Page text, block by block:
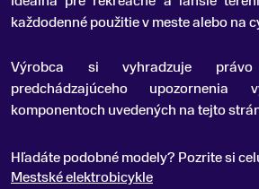
každodenné použitie v meste alebo na
Výrobca si vyhradzuje
predchádzajúceho
komponentoch uvedených na tejto
Hľadáte podobné modely? Pozrite si
Mestské elektrobicykle